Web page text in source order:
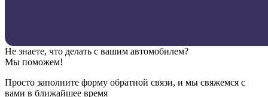
Не знаете, что делать с вашим автомобилем?
Мы поможем!
Просто заполните форму обратной связи, и мы свяжемся с
вами в ближайшее время